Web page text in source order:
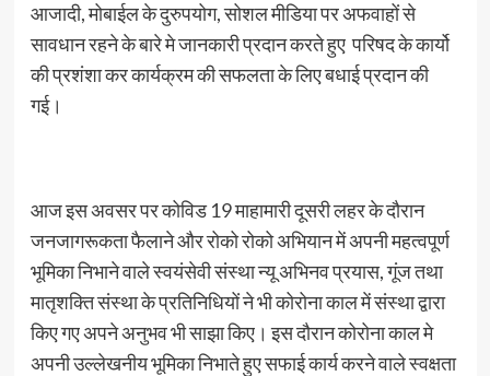
आजादी, मोबाईल के दुरुपयोग, सोशल मीडिया पर अफवाहों से
सावधान रहने के बारे मे जानकारी प्रदान करते हुए परिषद के कार्यो
की प्रशंशा कर कार्यक्रम की सफलता के लिए बधाई प्रदान की
गई।
आज इस अवसर पर कोविड 19 माहामारी दूसरी लहर के दौरान
जनजागरूकता फैलाने और रोको रोको अभियान में अपनी महत्वपूर्ण
भूमिका निभाने वाले स्वयंसेवी संस्था न्यू अभिनव प्रयास, गूंज तथा
मातृशक्ति संस्था के प्रतिनिधियों ने भी कोरोना काल में संस्था द्वारा
किए गए अपने अनुभव भी साझा किए। इस दौरान कोरोना काल मे
अपनी उल्लेखनीय भूमिका निभाते हुए सफाई कार्य करने वाले स्वक्षता